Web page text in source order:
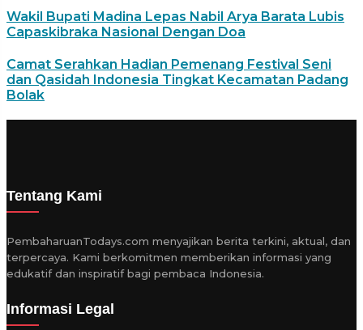
Wakil Bupati Madina Lepas Nabil Arya Barata Lubis
Capaskibraka Nasional Dengan Doa
Camat Serahkan Hadian Pemenang Festival Seni
dan Qasidah Indonesia Tingkat Kecamatan Padang
Bolak
Tentang Kami
PembaharuanTodays.com menyajikan berita terkini, aktual, dan
terpercaya. Kami berkomitmen memberikan informasi yang
edukatif dan inspiratif bagi pembaca Indonesia.
Informasi Legal